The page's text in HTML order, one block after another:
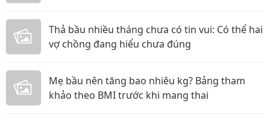
Thả bầu nhiều tháng chưa có tin vui: Có thể hai
vợ chồng đang hiểu chưa đúng
Mẹ bầu nên tăng bao nhiêu kg? Bảng tham
khảo theo BMI trước khi mang thai